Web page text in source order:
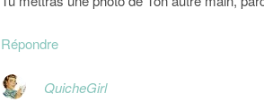
Répondre
QuicheGirl